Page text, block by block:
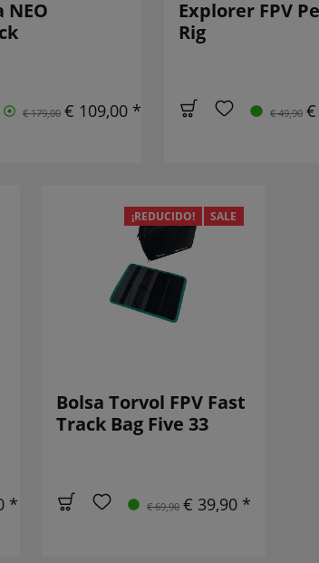
NEO
€ 179,00 € 109,00 *
Explorer FPV
Rig
€ 49,90
*
¡REDUCIDO! SALE
Bolsa Torvol FPV Fast
Track Bag Five 33
€ 69,90 € 39,90 *